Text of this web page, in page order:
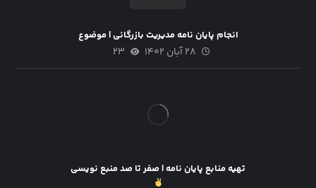
انجام پایان نامه مدیریت بازرگانی | موضوع
۲۸ آبان ۱۴۰۲ ۲۳
تهیه منابع پایان نامه | صفر تا صد منبع نویسی